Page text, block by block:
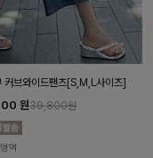
커브와이드팬츠[S,M,L사이즈]
원39,800원
역